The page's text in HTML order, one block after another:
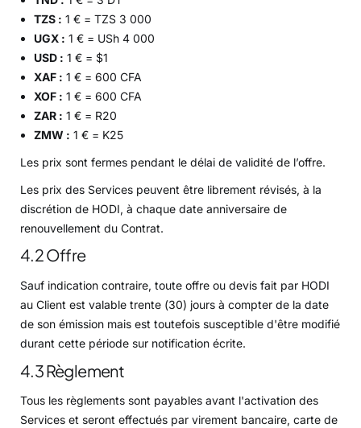
TZS : 1 € = TZS 3 000
UGX : 1 € = USh 4 000
USD : 1 € = $1
XAF : 1 € = 600 CFA
XOF : 1 € = 600 CFA
ZAR : 1 € = R20
ZMW : 1 € = K25
Les prix sont fermes pendant le délai de validité de l’offre.
Les prix des Services peuvent être librement révisés, à la
discrétion de HODI, à chaque date anniversaire de
renouvellement du Contrat.
4.2 Offre
Sauf indication contraire, toute offre ou devis fait par HODI
au Client est valable trente (30) jours à compter de la date
de son émission mais est toutefois susceptible d'être modifié
durant cette période sur notification écrite.
4.3 Règlement
Tous les règlements sont payables avant l'activation des
Services et seront effectués par virement bancaire, carte de